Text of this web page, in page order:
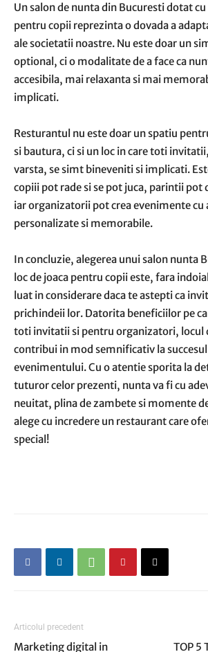
Un salon de nunta din Bucuresti dotat cu
pentru copii reprezinta o dovada a
ale societatii noastre. Nu este doar un
optional, ci o modalitate de a face ca
accesibila, mai relaxanta si mai
implicati.
Resturantul nu este doar un spatiu
si bautura, ci si un loc in care toti
varsta, se simt bineveniti si implicati.
copiii pot rade si se pot juca, parintii pot
iar organizatorii pot crea evenimente cu
personalizate si memorabile.
In concluzie, alegerea unui salon nunta
loc de joaca pentru copii este, fara
luat in considerare daca te astepti ca
prichindeii lor. Datorita beneficiilor pe
toti invitatii si pentru organizatori, locul
contribui in mod semnificativ la
evenimentului. Cu o atentie sporita la
tuturor celor prezenti, nunta va fi cu
neuitat, plina de zambete si momente
alege cu incredere un restaurant care
special!
Articolul precedent
Marketing digital in TOP 5